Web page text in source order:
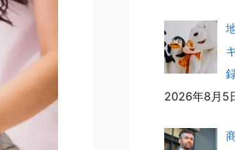
2026年8月5